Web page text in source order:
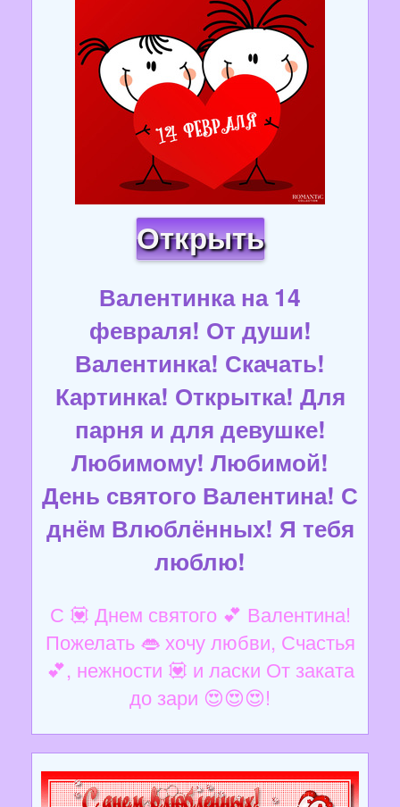
Открыть
Валентинка на 14
февраля! От души!
Валентинка! Скачать!
Картинка! Открытка! Для
парня и для девушке!
Любимому! Любимой!
День святого Валентина! С
днём Влюблённых! Я тебя
люблю!
С 💟 Днем святого 💕 Валентина!
Пожелать 👄 хочу любви, Счастья
💕, нежности 💟 и ласки От заката
до зари 😍😍😍!